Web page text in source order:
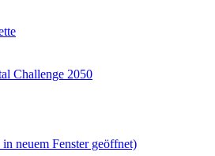
Challenge 2050
neuem Fenster geöffnet)